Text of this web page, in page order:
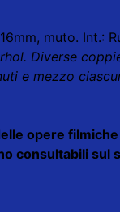
muto. Int.:
Diverse
e mezzo
opere
consultabili sul